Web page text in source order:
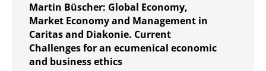
Martin Büscher: Global Economy,
Market Economy and Management in
Caritas and Diakonie. Current
Challenges for an ecumenical economic
and business ethics